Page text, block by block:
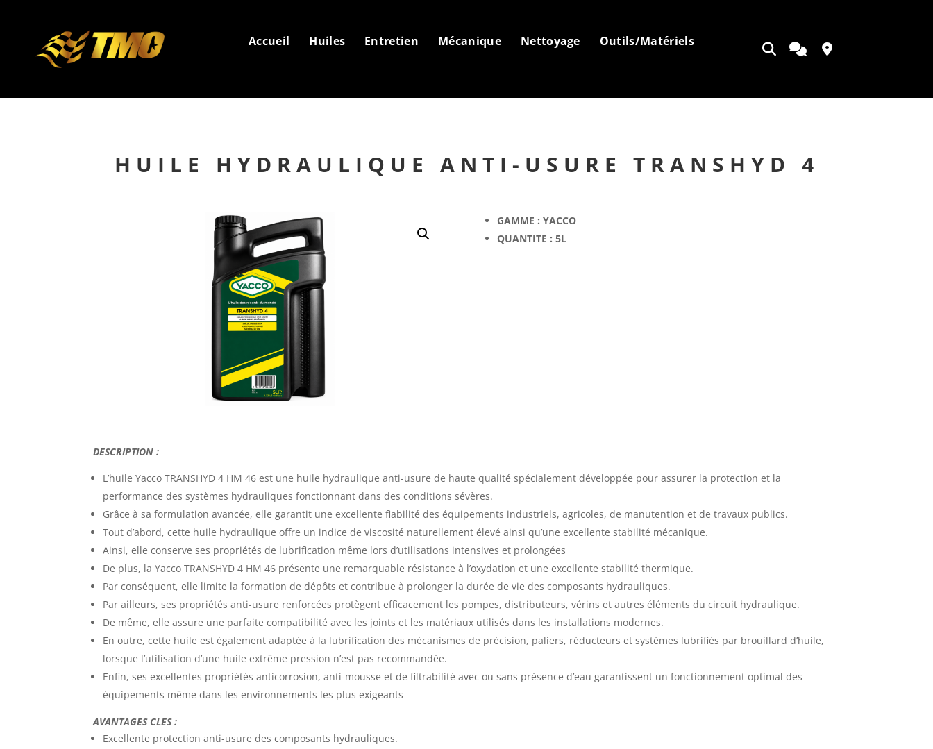
Accueil Huiles Entretien Mécanique Nettoyage Outils/Matériels
OuvrirAppelerContact
HUILE HYDRAULIQUE ANTI-USURE TRANSHYD 4
GAMME : YACCO
QUANTITE : 5L
DESCRIPTION :
L’huile Yacco TRANSHYD 4 HM 46 est une huile hydraulique anti-usure de haute qualité spécialement développée pour assurer la protection et la
performance des systèmes hydrauliques fonctionnant dans des conditions sévères.
Grâce à sa formulation avancée, elle garantit une excellente fiabilité des équipements industriels, agricoles, de manutention et de travaux publics.
Tout d’abord, cette huile hydraulique offre un indice de viscosité naturellement élevé ainsi qu’une excellente stabilité mécanique.
Ainsi, elle conserve ses propriétés de lubrification même lors d’utilisations intensives et prolongées
De plus, la Yacco TRANSHYD 4 HM 46 présente une remarquable résistance à l’oxydation et une excellente stabilité thermique.
Par conséquent, elle limite la formation de dépôts et contribue à prolonger la durée de vie des composants hydrauliques.
Par ailleurs, ses propriétés anti-usure renforcées protègent efficacement les pompes, distributeurs, vérins et autres éléments du circuit hydraulique.
De même, elle assure une parfaite compatibilité avec les joints et les matériaux utilisés dans les installations modernes.
En outre, cette huile est également adaptée à la lubrification des mécanismes de précision, paliers, réducteurs et systèmes lubrifiés par brouillard d’huile,
lorsque l’utilisation d’une huile extrême pression n’est pas recommandée.
Enfin, ses excellentes propriétés anticorrosion, anti-mousse et de filtrabilité avec ou sans présence d’eau garantissent un fonctionnement optimal des
équipements même dans les environnements les plus exigeants
AVANTAGES CLES :
Excellente protection anti-usure des composants hydrauliques.